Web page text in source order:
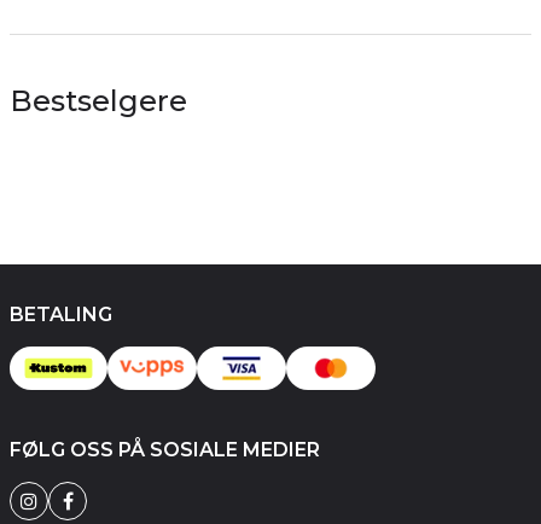
Bestselgere
BETALING
FØLG OSS PÅ SOSIALE MEDIER